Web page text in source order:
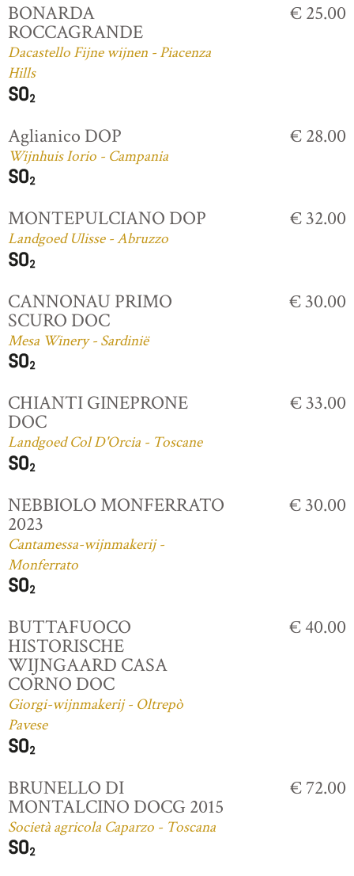
BONARDA
ROCCAGRANDE
Dacastello Fijne wijnen - Piacenza
Hills
€ 25.00
Aglianico DOP
Wijnhuis Iorio - Campania
€ 28.00
MONTEPULCIANO DOP
Landgoed Ulisse - Abruzzo
€ 32.00
CANNONAU PRIMO
SCURO DOC
Mesa Winery - Sardinië
€ 30.00
CHIANTI GINEPRONE
DOC
Landgoed Col D'Orcia - Toscane
€ 33.00
NEBBIOLO MONFERRATO
2023
Cantamessa-wijnmakerij -
Monferrato
€ 30.00
BUTTAFUOCO
HISTORISCHE
WIJNGAARD CASA
CORNO DOC
Giorgi-wijnmakerij - Oltrepò
Pavese
€ 40.00
BRUNELLO DI
MONTALCINO DOCG 2015
Società agricola Caparzo - Toscana
€ 72.00